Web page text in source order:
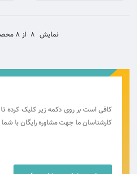
نمایش 8 از 8 محصول
کافی است بر روی دکمه زیر کلیک کرده تا
کارشناسان ما جهت مشاوره رایگان با